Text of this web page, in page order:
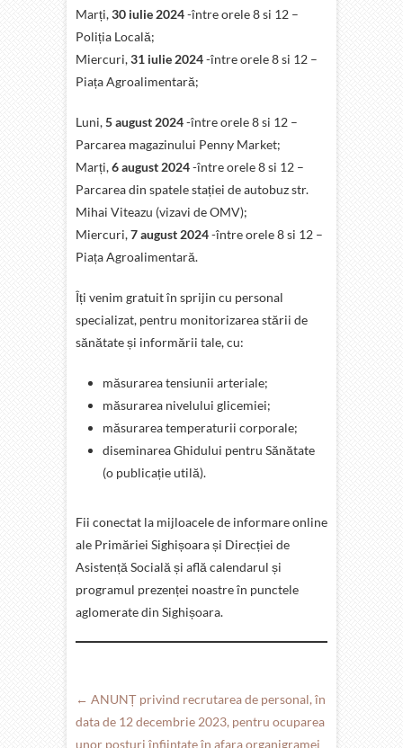
Marți,30 iulie 2024-între orele 8 si 12 –
Poliția Locală;
Miercuri,31 iulie 2024-între orele 8 si 12 –
Piața Agroalimentară;
Luni,5 august 2024-între orele 8 si 12 –
Parcarea magazinului Penny Market;
Marți,6august 2024-între orele 8 si 12 –
Parcarea din spatele stației de autobuz str.
Mihai Viteazu (vizavi de OMV);
Miercuri,7 august 2024-între orele 8 si 12 –
Piața Agroalimentară.
Îți venim gratuit în sprijin cu personal
specializat, pentru monitorizarea stării de
sănătate și informării tale, cu:
măsurarea tensiunii arteriale;
măsurarea nivelului glicemiei;
măsurarea temperaturii corporale;
diseminarea Ghidului pentru Sănătate
(o publicație utilă).
Fii conectat la mijloacele de informare online
ale Primăriei Sighișoara și Direcției de
Asistență Socială și află calendarul și
programul prezenței noastre în punctele
aglomerate din Sighișoara.
← ANUNȚ privind recrutarea de personal, în
data de 12 decembrie 2023, pentru ocuparea
unor posturi înființate în afara organigramei